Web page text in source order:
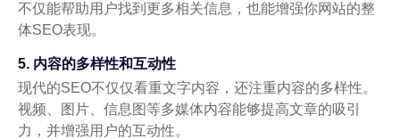
不仅能帮助用户找到更多相关信息，也能增强你网站的整
体SEO表现。
5. 内容的多样性和互动性
现代的SEO不仅仅看重文字内容，还注重内容的多样性。
视频、图片、信息图等多媒体内容能够提高文章的吸引
力，并增强用户的互动性。